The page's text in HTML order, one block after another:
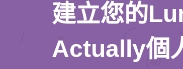
建立您的
Actually個